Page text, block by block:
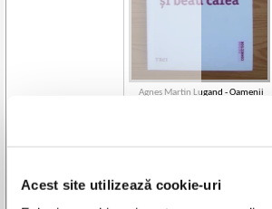
Acest site utilizează cookie-uri
Agnes Martin Lugand - Oamenii